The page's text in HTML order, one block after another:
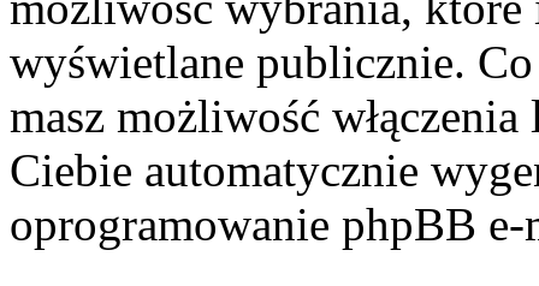
wyświetlane publicznie.
masz możliwość
Ciebie automatycznie
oprogramowanie phpBB